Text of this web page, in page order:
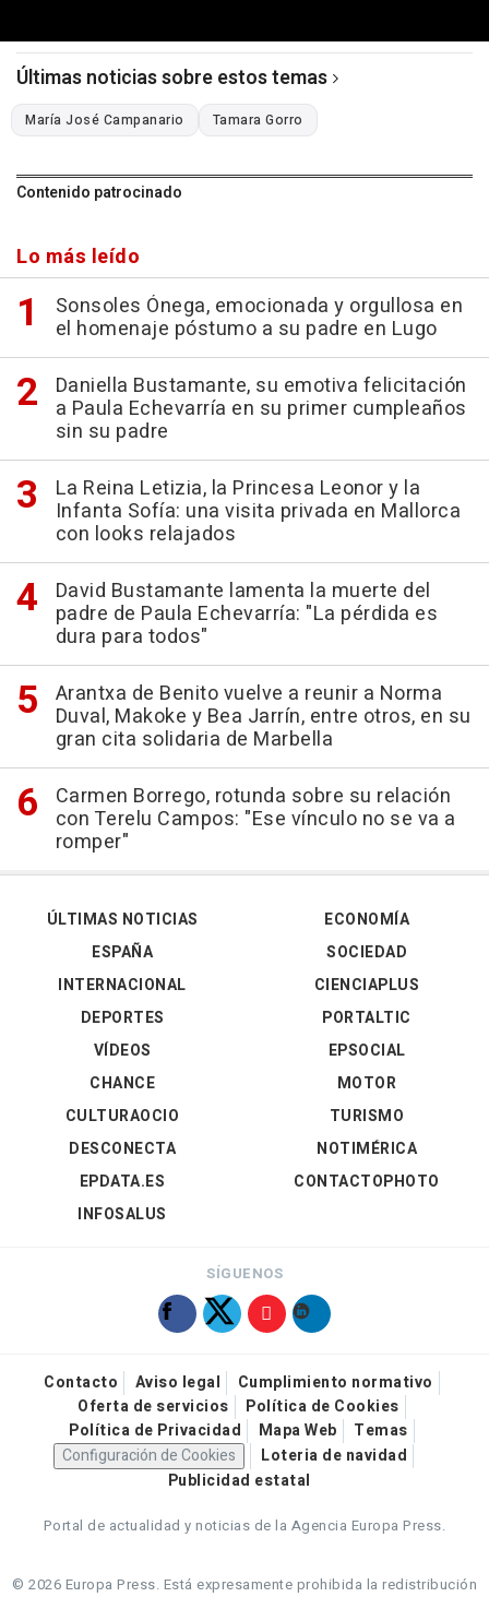
Últimas noticias sobre estos temas
María José Campanario Tamara Gorro
Contenido patrocinado
Lo más leído
Sonsoles Ónega, emocionada y orgullosa en
el homenaje póstumo a su padre en Lugo
Daniella Bustamante, su emotiva felicitación
a Paula Echevarría en su primer cumpleaños
sin su padre
La Reina Letizia, la Princesa Leonor y la
Infanta Sofía: una visita privada en Mallorca
con looks relajados
David Bustamante lamenta la muerte del
padre de Paula Echevarría: "La pérdida es
dura para todos"
Arantxa de Benito vuelve a reunir a Norma
Duval, Makoke y Bea Jarrín, entre otros, en su
gran cita solidaria de Marbella
Carmen Borrego, rotunda sobre su relación
con Terelu Campos: "Ese vínculo no se va a
romper"
ÚLTIMAS NOTICIAS
ESPAÑA
INTERNACIONAL
DEPORTES
VÍDEOS
ECONOMÍA
SOCIEDAD
CIENCIAPLUS
PORTALTIC
EPSOCIAL
CHANCE
CULTURAOCIO
DESCONECTA
EPDATA.ES
INFOSALUS
MOTOR
TURISMO
NOTIMÉRICA
CONTACTOPHOTO
SÍGUENOS
Contacto Aviso legal
Cumplimiento normativo
Oferta de servicios
Política de Cookies
Política de Privacidad
Mapa Web
Temas
Configuración de Cookies
Loteria de navidad
Publicidad estatal
Portal de actualidad y noticias de la Agencia Europa Press.
© 2026 Europa Press. Está expresamente prohibida la redistribución